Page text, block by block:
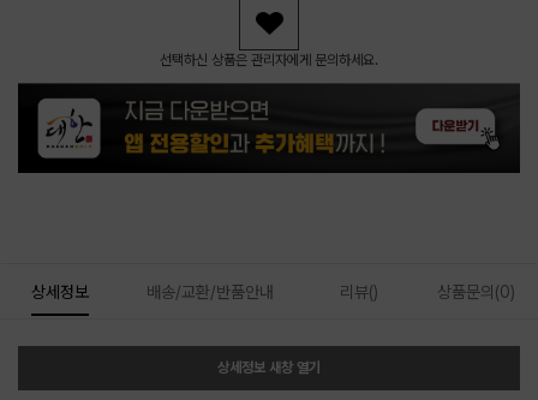
선택하신 상품은 관리자에게 문의하세요.
상세정보 배송/교환/반품안내 리뷰() 상품문의(0)
상세정보 새창 열기